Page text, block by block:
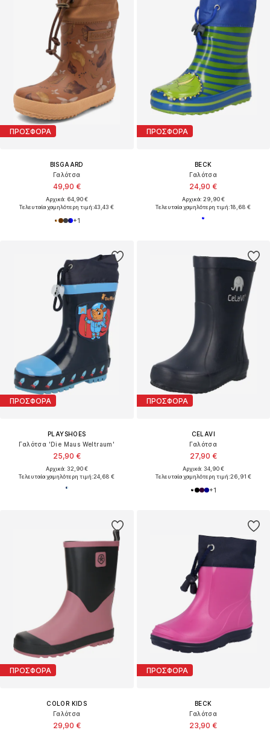
ΠΡΟΣΦΟΡΑ
BISGAARD
Γαλότσα
49,90 €
Αρχικά: 64,90 €
Τελευταία χαμηλότερη τιμή:43,43 €
+1
ΠΡΟΣΦΟΡΑ
BECK
Γαλότσα
24,90 €
Αρχικά: 29,90 €
Τελευταία χαμηλότερη τιμή:18,68 €
ΠΡΟΣΦΟΡΑ
PLAYSHOES
Γαλότσα 'Die Maus Weltraum'
25,90 €
Αρχικά: 32,90 €
Τελευταία χαμηλότερη τιμή:24,68 €
ΠΡΟΣΦΟΡΑ
CELAVI
Γαλότσα
27,90 €
Αρχικά: 34,90 €
Τελευταία χαμηλότερη τιμή:26,91 €
+1
ΠΡΟΣΦΟΡΑ
COLOR KIDS
Γαλότσα
29,90 €
ΠΡΟΣΦΟΡΑ
BECK
Γαλότσα
23,90 €